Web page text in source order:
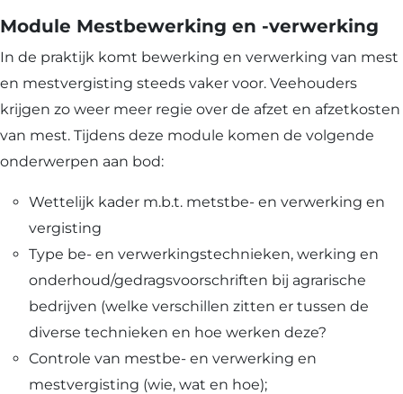
Module Mestbewerking en -verwerking
In de praktijk komt bewerking en verwerking van mest
en mestvergisting steeds vaker voor. Veehouders
krijgen zo weer meer regie over de afzet en afzetkosten
van mest. Tijdens deze module komen de volgende
onderwerpen aan bod:
Wettelijk kader m.b.t. metstbe- en verwerking en
vergisting
Type be- en verwerkingstechnieken, werking en
onderhoud/gedragsvoorschriften bij agrarische
bedrijven (welke verschillen zitten er tussen de
diverse technieken en hoe werken deze?
Controle van mestbe- en verwerking en
mestvergisting (wie, wat en hoe);